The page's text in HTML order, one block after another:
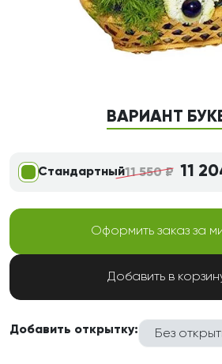
ВАРИАНТ
Стандартный11 550 ₽ 11
Оформить заказ за
Добавить в
Добавить открытку: